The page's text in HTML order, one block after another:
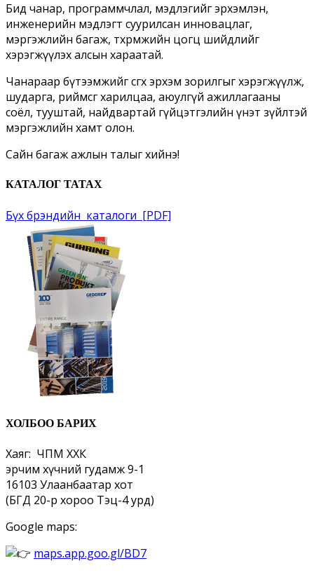
Бид чанар, программчлал, мэдлэгийг эрхэмлэн,
инженерийн мэдлэгт суурилсан инновацлаг,
мэргэжлийн багаж, төхөөрөмжийн цогц шийдлийг
хэрэгжүүлэх алсын хараатай.
Чанараар бүтээмжийг өсгөх эрхэм зорилгыг хэрэгжүүлж,
шударга, өөриймсөг харилцаа, аюулгүй ажиллагааны
соёл, тууштай, найдвартай гүйцэтгэлийн үнэт зүйлтэй
мэргэжлийн хамт олон.
Сайн багаж ажлын талыг хийнэ!
КАТАЛОГ ТАТАХ
Бүх брэндийн каталоги [PDF]
ХОЛБОО БАРИХ
Хаяг: ЧПМ ХХК
эрчим хүчний гудамж 9-1
16103 Улаанбаатар хот
(БГД 20-р хороо Тэц-4 урд)
Google maps:
maps.app.goo.gl/BD7